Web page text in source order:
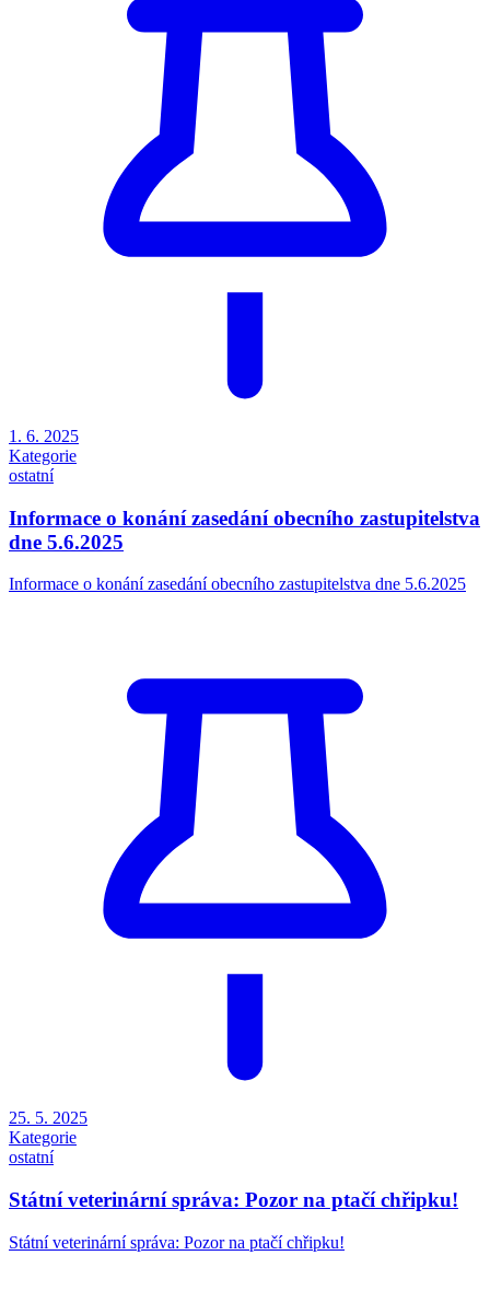
1. 6. 2025
Kategorie
ostatní
Informace o konání zasedání obecního zastupitelstva
dne 5.6.2025
Informace o konání zasedání obecního zastupitelstva dne 5.6.2025
25. 5. 2025
Kategorie
ostatní
Státní veterinární správa: Pozor na ptačí chřipku!
Státní veterinární správa: Pozor na ptačí chřipku!